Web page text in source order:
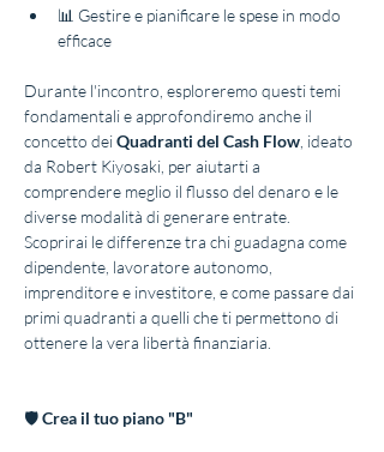
📊 Gestire e pianificare le spese in modo
efficace
Durante l'incontro, esploreremo questi temi
fondamentali e approfondiremo anche il
concetto dei Quadranti del Cash Flow , ideato
da Robert Kiyosaki, per aiutarti a
comprendere meglio il flusso del denaro e le
diverse modalità di generare entrate.
Scoprirai le differenze tra chi guadagna come
dipendente, lavoratore autonomo,
imprenditore e investitore, e come passare dai
primi quadranti a quelli che ti permettono di
ottenere la vera libertà finanziaria.
🛡 Crea il tuo piano "B"